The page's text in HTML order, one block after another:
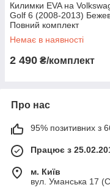
Килимки EVA на
Golf 6 (2008-2013)
Повний комплект
Немає в наявності
2 490 ₴/комплект
Про нас
95% позитивних з
Працює з
м. Київ
вул. Уманська 17